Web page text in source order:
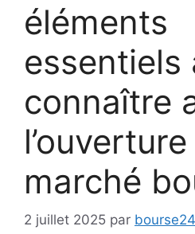
éléments
essentiels
connaître
marché
2 juillet 2025 par bourse24